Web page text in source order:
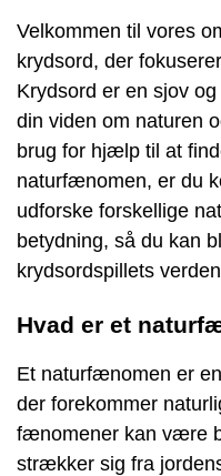
Velkommen til vores
krydsord, der
Krydsord er en sjov
din viden om naturen
brug for hjælp til at
naturfænomen, er du
udforske forskellige
betydning, så du kan
krydsordspillets
Hvad er et
Et naturfænomen er
der forekommer
fænomener kan være
strækker sig fra